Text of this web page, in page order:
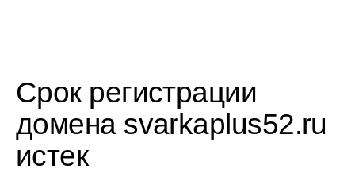
Срок регистрации
домена svarkaplus52.ru
истек